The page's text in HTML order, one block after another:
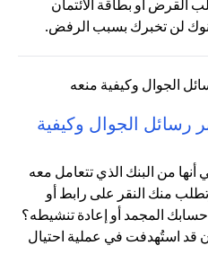
أو بطاقة الائتمان
لن تخبرك بسبب الرفض.
رسائل الجوال وكيفية
من البنك الذي تتعامل معه
منك النقر على رابط أو
المجمد أو إعادة تنشيطه؟
قد استُهدفت في عملية احتيال